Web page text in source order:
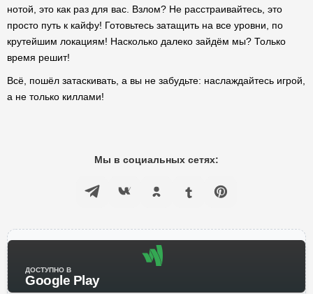
нотой, это как раз для вас. Взлом? Не расстраивайтесь, это
просто путь к кайфу! Готовьтесь затащить на все уровни, по
крутейшим локациям! Насколько далеко зайдём мы? Только
время решит!
Всё, пошёл затаскивать, а вы не забудьте: наслаждайтесь игрой,
а не только киллами!
Мы в социальных сетях:
ДОСТУПНО В
Google Play